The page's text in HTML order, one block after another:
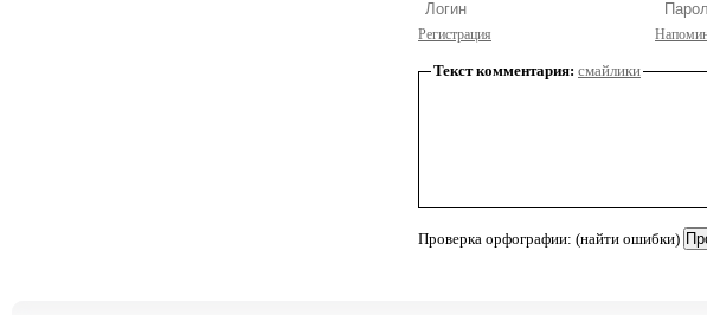
Регистрация
Текст комментария: смайлики
Проверка орфографии: (найти ошибки)